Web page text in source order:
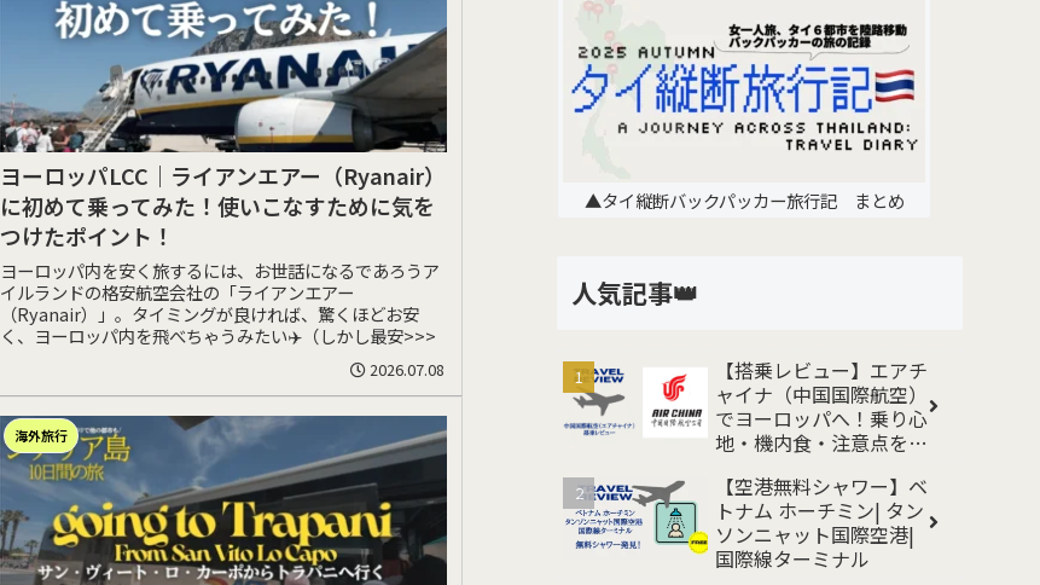
ヨーロッパLCC｜ライアンエアー（Ryanair）
に初めて乗ってみた！使いこなすために気を
つけたポイント！
ヨーロッパ内を安く旅するには、お世話になるであろうア
イルランドの格安航空会社の「ライアンエアー
（Ryanair）」。タイミングが良ければ、驚くほどお安
く、ヨーロッパ内を飛べちゃうみたい✈️（しかし最安>>>
2026.07.08
海外旅行
▲タイ縦断バックパッカー旅行記 まとめ
人気記事👑
【搭乗レビュー】エアチ
ャイナ（中国国際航空）
でヨーロッパへ！乗り心
地・機内食・注意点をレ
【空港無料シャワー】ベ
トナム ホーチミン| タン
ソンニャット国際空港|
国際線ターミナル